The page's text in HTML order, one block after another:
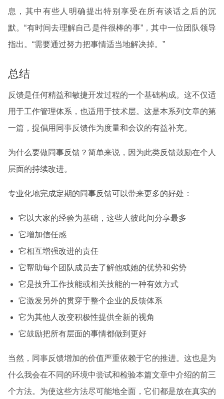
息，其中有些人明确提出特别享受在所有谈话之后的沉
默。“有时间去理解自己是件很棒的事”，其中一位团队领导
指出。“需要通过努力把事情适当地解决掉。”
总结
反馈是任何精益和敏捷开发过程的一个基础构成。这不仅适
用于工作管理体系，也适用于技术层。这是本系列文章的第
一篇，提倡用同事反馈作为度量和会议的有益补充。
为什么要做同事反馈？简单来说，因为此类反馈鼓励在个人
层面的持续改进。
专业化地完成定期的同事反馈可以带来更多的好处：
它以大家的经验为基础，这些人彼此间分享最多
它增加信任感
它相互增强改进的责任
它帮助每个团队成员去了解他或她的优势和劣势
它是技升工作技能或相关技能的一种有效方式
它激发另外的贯穿于整个企业的反馈体系
它为其他人改变积极性提供全新的视角
它鼓励把所有层面的事情都做到更好
当然，同事反馈增加的价值严重依赖于它的推进。这也是为
什么我会在不同的环境中尝试和检验本篇文章中介绍的前三
个方法。为使这些方法尽可能地全面，它们都是放在真实的